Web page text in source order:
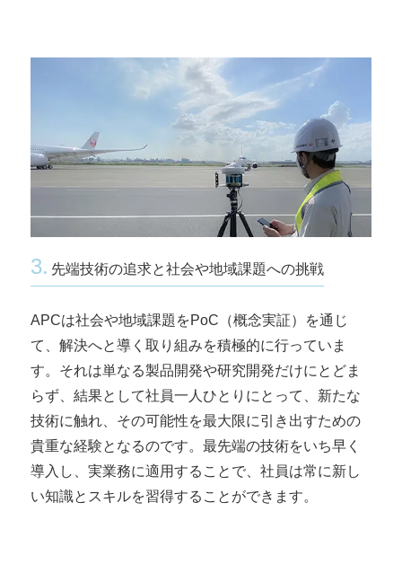
3. 先端技術の追求と社会や地域課題への挑戦
APCは社会や地域課題をPoC（概念実証）を通じ
て、解決へと導く取り組みを積極的に行っていま
す。それは単なる製品開発や研究開発だけにとどま
らず、結果として社員一人ひとりにとって、新たな
技術に触れ、その可能性を最大限に引き出すための
貴重な経験となるのです。最先端の技術をいち早く
導入し、実業務に適用することで、社員は常に新し
い知識とスキルを習得することができます。